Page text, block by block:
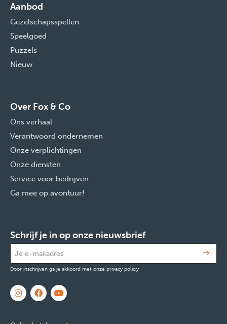
Aanbod
Gezelschapsspellen
Speelgoed
Puzzels
Nieuw
Over Fox & Co
Ons verhaal
Verantwoord ondernemen
Onze verplichtingen
Onze diensten
Service voor bedrijven
Ga mee op avontuur!
Schrijf je in op onze nieuwsbrief
Door inschrijven ga je akkoord met onze privacy policiy